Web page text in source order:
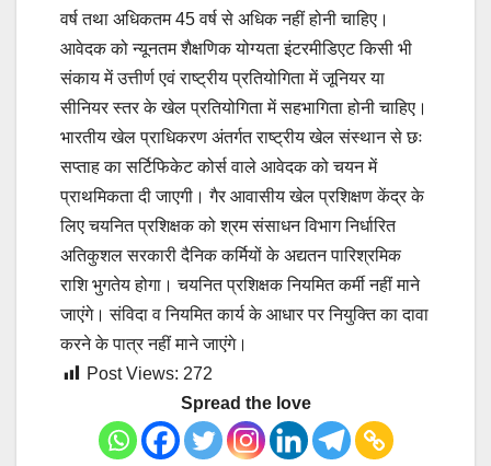
वर्ष तथा अधिकतम 45 वर्ष से अधिक नहीं होनी चाहिए।
आवेदक को न्यूनतम शैक्षणिक योग्यता इंटरमीडिएट किसी भी
संकाय में उत्तीर्ण एवं राष्ट्रीय प्रतियोगिता में जूनियर या
सीनियर स्तर के खेल प्रतियोगिता में सहभागिता होनी चाहिए।
भारतीय खेल प्राधिकरण अंतर्गत राष्ट्रीय खेल संस्थान से छः
सप्ताह का सर्टिफिकेट कोर्स वाले आवेदक को चयन में
प्राथमिकता दी जाएगी। गैर आवासीय खेल प्रशिक्षण केंद्र के
लिए चयनित प्रशिक्षक को श्रम संसाधन विभाग निर्धारित
अतिकुशल सरकारी दैनिक कर्मियों के अद्यतन पारिश्रमिक
राशि भुगतेय होगा। चयनित प्रशिक्षक नियमित कर्मी नहीं माने
जाएंगे। संविदा व नियमित कार्य के आधार पर नियुक्ति का दावा
करने के पात्र नहीं माने जाएंगे।
Post Views: 272
Spread the love